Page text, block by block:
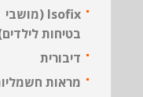
Isofix (מושבי
בטיחות
דיבורית
מראות